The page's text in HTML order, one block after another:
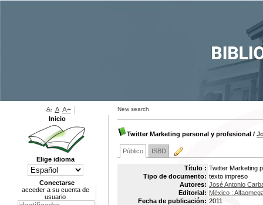
New search
Twitter Marketing personal y profesional /
Público ISBD
Título : Twitter Marketing
Tipo de documento: texto impreso
Autores: José Antonio
Editorial: México :
Fecha de publicación: 2011
A- A A+
Inicio
Elige idioma
Conectarse
acceder a su cuenta de
usuario